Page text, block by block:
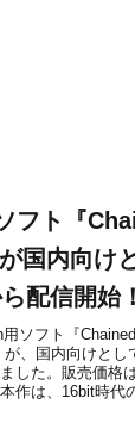
フト『
国内向け
配信開始！
ソフト『
が、国内向けとし
した。販売価格
作は、16bit時代